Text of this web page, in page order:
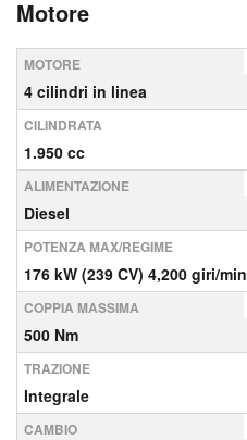
Motore
MOTORE
4 cilindri in linea
CILINDRATA
1.950 cc
ALIMENTAZIONE
Diesel
POTENZA MAX/REGIME
176 kW (239 CV) 4,200 giri/min
COPPIA MASSIMA
500 Nm
TRAZIONE
Integrale
CAMBIO